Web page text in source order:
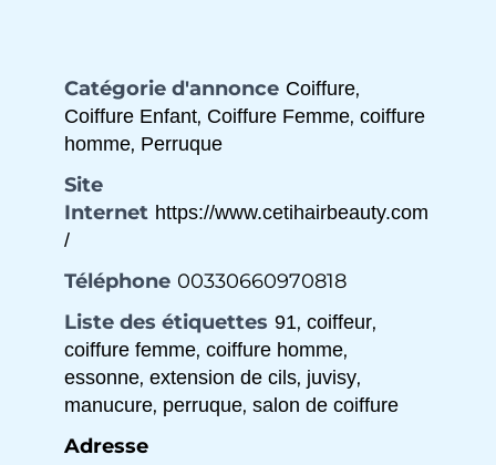
Catégorie d'annonce Coiffure,
Coiffure Enfant, Coiffure Femme, coiffure
homme, Perruque
Site
Internet https://www.cetihairbeauty.com
/
Téléphone 00330660970818
Liste des étiquettes 91, coiffeur,
coiffure femme, coiffure homme,
essonne, extension de cils, juvisy,
manucure, perruque, salon de coiffure
Adresse